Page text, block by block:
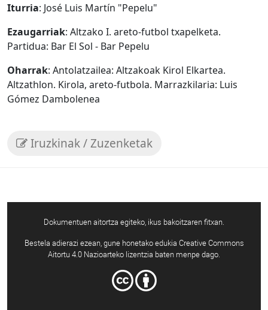
Iturria: José Luis Martín "Pepelu"
Ezaugarriak: Altzako I. areto-futbol txapelketa.
Partidua: Bar El Sol - Bar Pepelu
Oharrak: Antolatzailea: Altzakoak Kirol Elkartea.
Altzathlon. Kirola, areto-futbola. Marrazkilaria: Luis
Gómez Dambolenea
Iruzkinak / Zuzenketak
Dokumentuen aitortza egiteko, ikus bakoitzaren fitxan.
Bestela adierazi ezean, gune honetako edukia Creative Commons
Aitortu 4.0 Nazioarteko lizentzia baten menpe dago.